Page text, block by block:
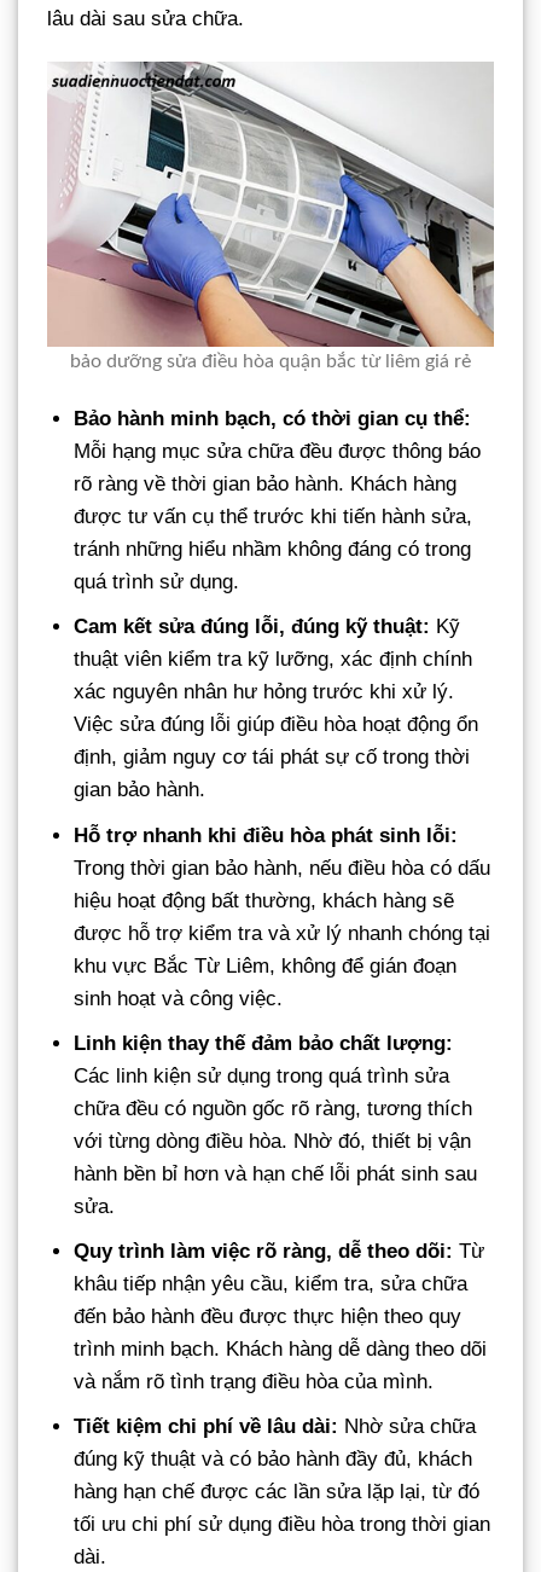
lâu dài sau sửa chữa.
bảo dưỡng sửa điều hòa quận bắc từ liêm giá rẻ
Bảo hành minh bạch, có thời gian cụ thể:
Mỗi hạng mục sửa chữa đều được thông báo
rõ ràng về thời gian bảo hành. Khách hàng
được tư vấn cụ thể trước khi tiến hành sửa,
tránh những hiểu nhầm không đáng có trong
quá trình sử dụng.
Cam kết sửa đúng lỗi, đúng kỹ thuật: Kỹ
thuật viên kiểm tra kỹ lưỡng, xác định chính
xác nguyên nhân hư hỏng trước khi xử lý.
Việc sửa đúng lỗi giúp điều hòa hoạt động ổn
định, giảm nguy cơ tái phát sự cố trong thời
gian bảo hành.
Hỗ trợ nhanh khi điều hòa phát sinh lỗi:
Trong thời gian bảo hành, nếu điều hòa có dấu
hiệu hoạt động bất thường, khách hàng sẽ
được hỗ trợ kiểm tra và xử lý nhanh chóng tại
khu vực Bắc Từ Liêm, không để gián đoạn
sinh hoạt và công việc.
Linh kiện thay thế đảm bảo chất lượng:
Các linh kiện sử dụng trong quá trình sửa
chữa đều có nguồn gốc rõ ràng, tương thích
với từng dòng điều hòa. Nhờ đó, thiết bị vận
hành bền bỉ hơn và hạn chế lỗi phát sinh sau
sửa.
Quy trình làm việc rõ ràng, dễ theo dõi: Từ
khâu tiếp nhận yêu cầu, kiểm tra, sửa chữa
đến bảo hành đều được thực hiện theo quy
trình minh bạch. Khách hàng dễ dàng theo dõi
và nắm rõ tình trạng điều hòa của mình.
Tiết kiệm chi phí về lâu dài: Nhờ sửa chữa
đúng kỹ thuật và có bảo hành đầy đủ, khách
hàng hạn chế được các lần sửa lặp lại, từ đó
tối ưu chi phí sử dụng điều hòa trong thời gian
dài.